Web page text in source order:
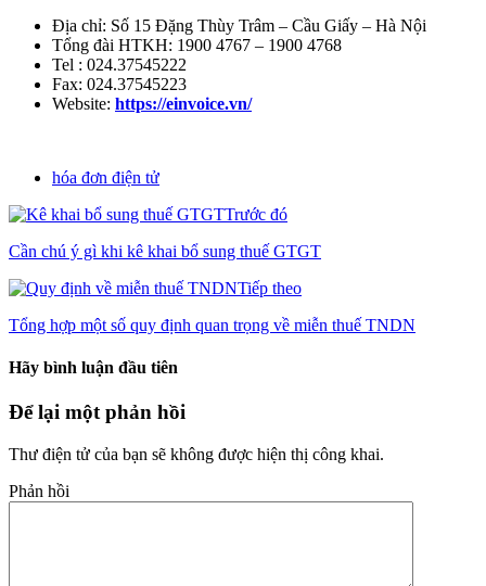
Địa chỉ: Số 15 Đặng Thùy Trâm – Cầu Giấy – Hà Nội
Tổng đài HTKH: 1900 4767 – 1900 4768
Tel : 024.37545222
Fax: 024.37545223
Website: https://einvoice.vn/
hóa đơn điện tử
Trước đó
Cần chú ý gì khi kê khai bổ sung thuế GTGT
Tiếp theo
Tổng hợp một số quy định quan trọng về miễn thuế TNDN
Hãy bình luận đầu tiên
Để lại một phản hồi
Thư điện tử của bạn sẽ không được hiện thị công khai.
Phản hồi